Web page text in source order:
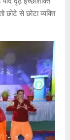
से छोटा व्यक्ति